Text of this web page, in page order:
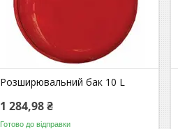
Розширювальний бак 10 L
1 284,98 ₴
Готово до відправки